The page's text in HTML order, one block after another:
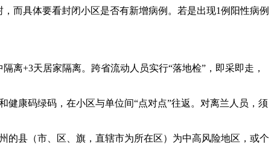
而具体要看封闭小区是否有新增病例。若是出现1例阳性病例
离+3天居家隔离。跨省流动人员实行“落地检”，即采即走，
康码绿码，在小区与单位间“点对点”往返。对离兰人员，须
的县（市、区、旗，直辖市为所在区）为中高风险地区，或个